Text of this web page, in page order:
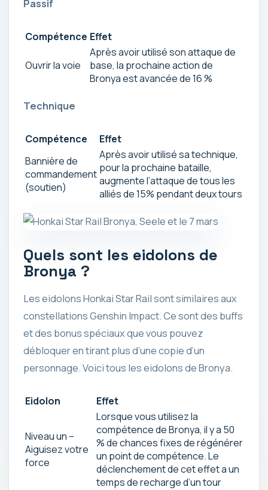
Passif
Compétence Effet
Ouvrir la voie
Après avoir utilisé son attaque de
base, la prochaine action de
Bronya est avancée de 16 %
Technique
Compétence
Effet
Bannière de
commandement
(soutien)
Après avoir utilisé sa technique,
pour la prochaine bataille,
augmente l’attaque de tous les
alliés de 15% pendant deux tours
Quels sont les eidolons de
Bronya ?
Les eidolons Honkai Star Rail sont similaires aux
constellations Genshin Impact. Ce sont des buffs
et des bonus spéciaux que vous pouvez
débloquer en tirant plus d’une copie d’un
personnage. Voici tous les eidolons de Bronya.
Eidolon Effet
Niveau un –
Aiguisez votre
force
Lorsque vous utilisez la
compétence de Bronya, il y a 50
% de chances fixes de régénérer
un point de compétence. Le
déclenchement de cet effet a un
temps de recharge d’un tour